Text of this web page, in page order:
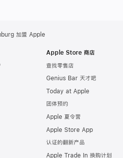
加盟 Apple
Apple Store 商店
查找零售店
Genius Bar 天才吧
Today at Apple
团体预约
Apple 夏令营
Apple Store App
认证的翻新产品
Apple Trade In 换购计划